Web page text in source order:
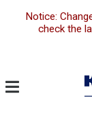
Notice:
check the